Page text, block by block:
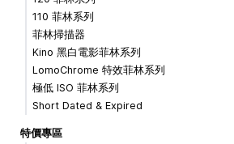
110 菲林系列
菲林掃描器
Kino 黑白電影菲林系列
LomoChrome 特效菲林系列
極低 ISO 菲林系列
Short Dated & Expired
特價專區